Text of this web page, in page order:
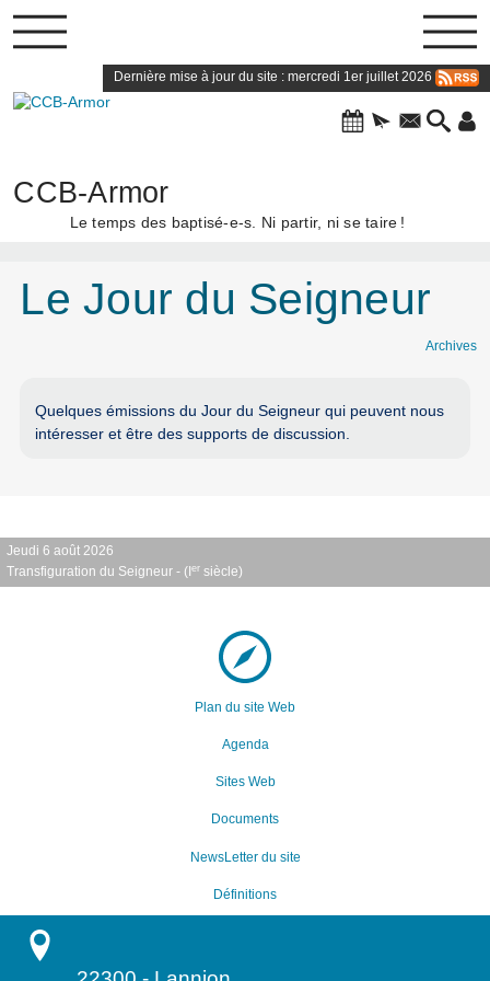
Dernière mise à jour du site : mercredi 1er juillet 2026
CCB-Armor
Le temps des baptisé-e-s. Ni partir, ni se taire !
Le Jour du Seigneur
Archives
Quelques émissions du Jour du Seigneur qui peuvent nous
intéresser et être des supports de discussion.
Jeudi 6 août 2026
Transfiguration du Seigneur - (Ier siècle)
Plan du site Web
Agenda
Sites Web
Documents
NewsLetter du site
Définitions